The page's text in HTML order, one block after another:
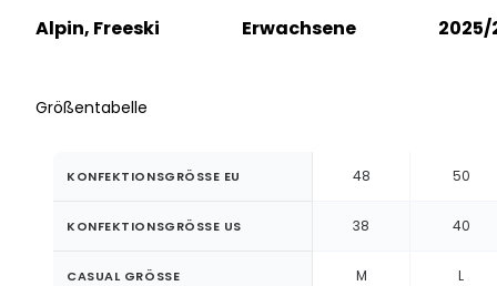
Alpin, Freeski Erwachsene 2025/
Größentabelle
KONFEKTIONSGRÖSSE EU 48 50
KONFEKTIONSGRÖSSE US 38 40
CASUAL GRÖSSE M L